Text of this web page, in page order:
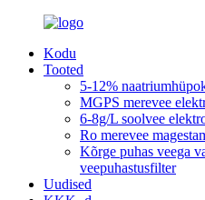
Kodu
Tooted
5-12%
MGPS merevee
6-8g/L soolvee
Ro merevee
Kõrge puhas veega
veepuhastusfilter
Uudised